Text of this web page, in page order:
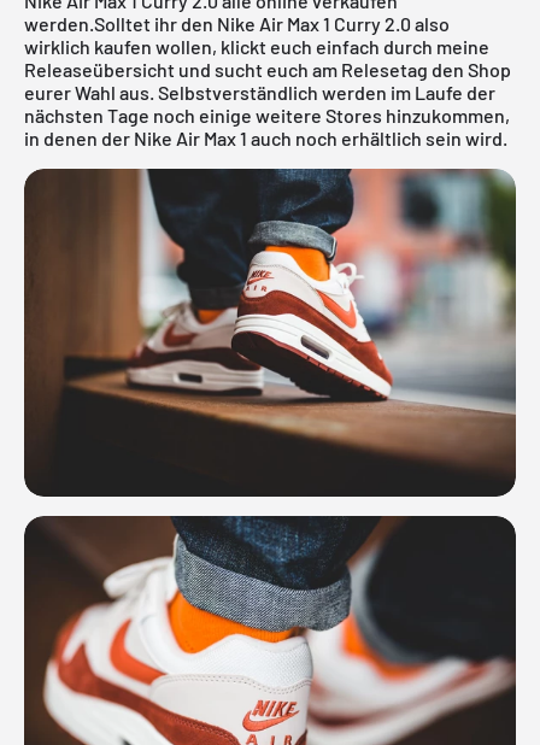
werden.Solltet ihr den Nike Air Max 1 Curry 2.0 also
wirklich kaufen wollen, klickt euch einfach durch meine
Releaseübersicht und sucht euch am Relesetag den Shop
eurer Wahl aus. Selbstverständlich werden im Laufe der
nächsten Tage noch einige weitere Stores hinzukommen,
in denen der Nike Air Max 1 auch noch erhältlich sein wird.